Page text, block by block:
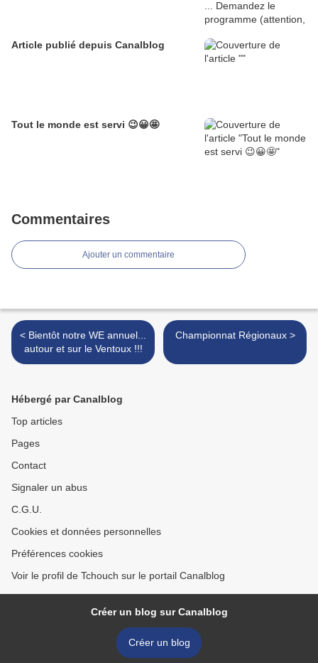
Article publié depuis Canalblog
Tout le monde est servi 😉😀🤩
Commentaires
Ajouter un commentaire
< Bientôt notre WE annuel...
autour et sur le Ventoux !!!
Championnat Régionaux >
Hébergé par Canalblog
Top articles
Pages
Contact
Signaler un abus
C.G.U.
Cookies et données personnelles
Préférences cookies
Voir le profil de Tchouch sur le portail Canalblog
Créer un blog sur Canalblog
Créer un blog